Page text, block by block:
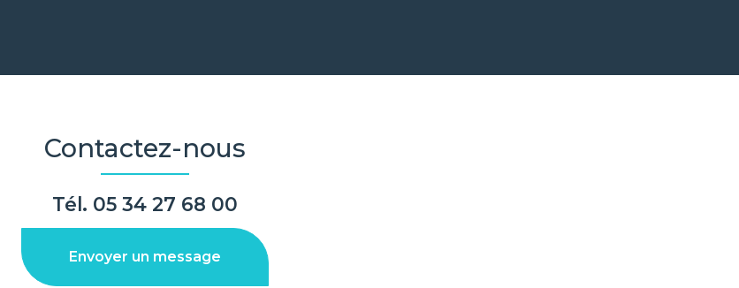
Contactez-nous
Tél. 05 34 27 68 00
Envoyer un message